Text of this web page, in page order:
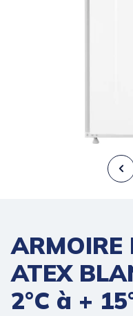
ARMOIRE
ATEX
2°C à +